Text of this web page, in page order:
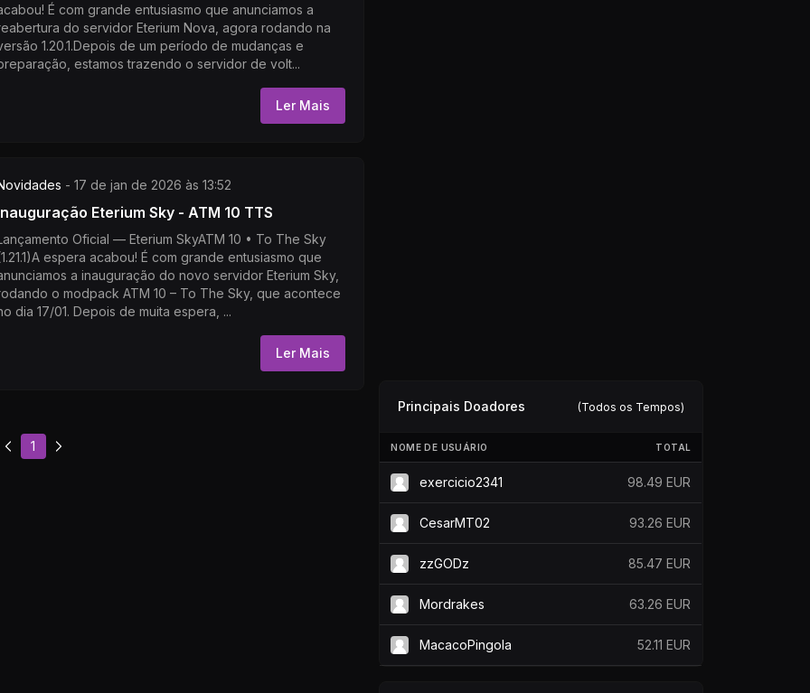
É com grande entusiasmo que anunciamos a
do servidor Eterium Nova, agora rodando na
1.20.1.Depois de um período de mudanças e
estamos trazendo o servidor de volt...
Ler Mais
- 17 de jan de 2026 às 13:52
Eterium Sky - ATM 10 TTS
Oficial — Eterium SkyATM 10 • To The Sky
espera acabou! É com grande entusiasmo que
a inauguração do novo servidor Eterium Sky,
o modpack ATM 10 – To The Sky, que acontece
dia 17/01. Depois de muita espera, ...
Ler Mais
1
Principais Doadores (Todos os Tempos)
NOME DE USUÁRIO TOTAL
exercicio2341 98.49 EUR
CesarMT02 93.26 EUR
zzGODz 85.47 EUR
Mordrakes 63.26 EUR
MacacoPingola 52.11 EUR